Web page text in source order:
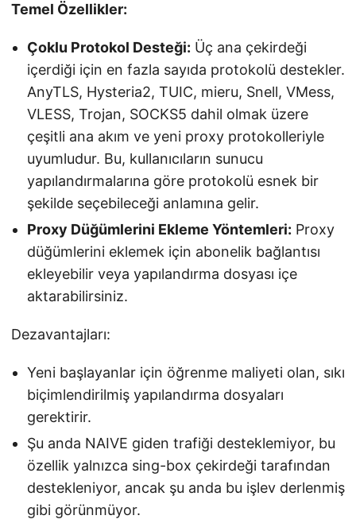
Temel Özellikler:
Çoklu Protokol Desteği: Üç ana çekirdeği
içerdiği için en fazla sayıda protokolü destekler.
AnyTLS, Hysteria2, TUIC, mieru, Snell, VMess,
VLESS, Trojan, SOCKS5 dahil olmak üzere
çeşitli ana akım ve yeni proxy protokolleriyle
uyumludur. Bu, kullanıcıların sunucu
yapılandırmalarına göre protokolü esnek bir
şekilde seçebileceği anlamına gelir.
Proxy Düğümlerini Ekleme Yöntemleri: Proxy
düğümlerini eklemek için abonelik bağlantısı
ekleyebilir veya yapılandırma dosyası içe
aktarabilirsiniz.
Dezavantajları:
Yeni başlayanlar için öğrenme maliyeti olan, sıkı
biçimlendirilmiş yapılandırma dosyaları
gerektirir.
Şu anda NAIVE giden trafiği desteklemiyor, bu
özellik yalnızca sing-box çekirdeği tarafından
destekleniyor, ancak şu anda bu işlev derlenmiş
gibi görünmüyor.